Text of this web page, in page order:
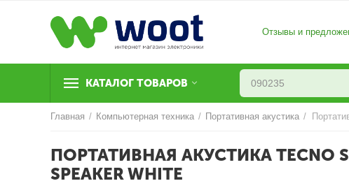
Отзывы и
КАТАЛОГ ТОВАРОВ
Главная / Компьютерная техника / Портативная акустика /
ПОРТАТИВНАЯ АКУСТИКА TECNO
SPEAKER WHITE